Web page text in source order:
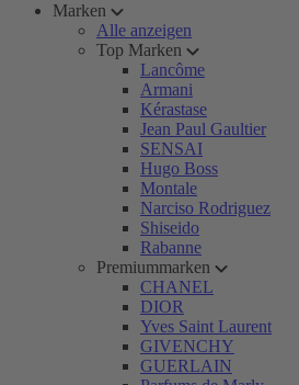
Marken
Alle anzeigen
Top Marken
Lancôme
Armani
Kérastase
Jean Paul Gaultier
SENSAI
Hugo Boss
Montale
Narciso Rodriguez
Shiseido
Rabanne
Premiummarken
CHANEL
DIOR
Yves Saint Laurent
GIVENCHY
GUERLAIN